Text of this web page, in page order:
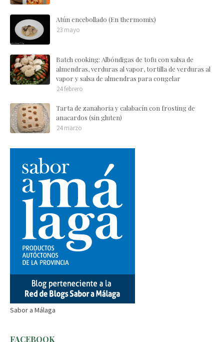
Atún encebollado (En thermomix)
23 mayo
Batch cooking: Albóndigas de tofu con salsa de
almendras, verduras al vapor, tortilla de verduras al
vapor y salsa de almendras para congelar
24 febrero
Tarta de zanahoria y calabacín con frosting de
anacardos (sin gluten)
24 marzo
Sabor a Málaga
FACEBOOK